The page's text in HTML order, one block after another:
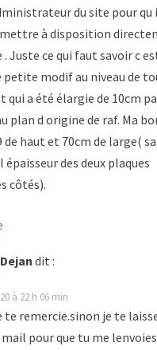
du site pour qu
à disposition
. Juste ce qui faut savoir c
petite modif au niveau de
qui a été élargie de 10cm
plan d origine de raf. Ma
de haut et 70cm de large(
des deux plaques
côtés).
Dejan dit :
à 22 h 06 min
te remercie.sinon je te
mail pour que tu me